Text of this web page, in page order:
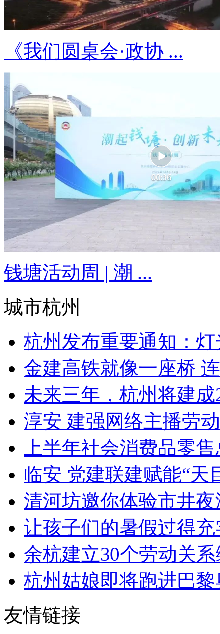
《我们圆桌会·政协 ...
钱塘活动周 | 潮 ...
城市杭州
杭州发布重要通知：
金建高铁就像一座桥
未来三年，杭州将建成
淳安 建强网络主播劳
上半年社会消费品零
临安 党建联建赋能“天
清河坊邀你体验市井夜
让孩子们的暑假过得
余杭建立30个劳动关
杭州姑娘即将跑进巴
友情链接